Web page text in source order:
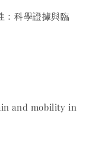
：科學證據與臨
and mobility in